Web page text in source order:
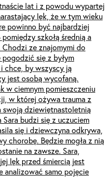
lat i z powodu wypartej
lęk, że w tym wieku
powinno być najbardziej
szkołą średnią a
ze znajomymi do
się z byłym
chce, by wszyscy ją
jest osobą wycofaną.
w ciemnym pomieszczeniu
w której ożywa trauma z
swoją dziewiętnastoletnią
budzi się z uczuciem
się i dziewczyna odkrywa,
chorobę. Będzie mogła z nią
na zawsze. Sara,
lęk przed śmiercią jest
analizować samo pojęcie